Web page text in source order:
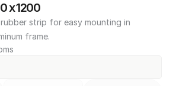
x 1200
strip for easy mounting in
frame.